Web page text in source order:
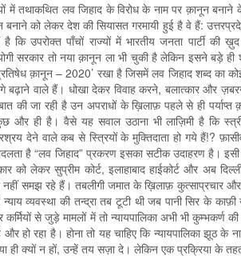
में तथाकथित लव जिहाद के विरोध के नाम पर क़ानून बनाने
बनाने को लेकर देश की सियासत गरमायी हुई है वे हैं:
कि उपरोक्त पाँचों राज्यों में भारतीय जनता पार्टी
सरकार तो नया क़ानून ला भी चुकी है लेकिन इसने बड़े ही
क़ानून – 2020’ रखा है जिसमें लव जिहाद शब्द का
वाले हैं। धोखा देकर विवाह करने, बलात्कार और
की जा रही है उन अपराधों के ख़िलाफ़ पहले से ही
और ही है। वैसे यह सवाल उठाना भी लाज़िमी है कि
देने वाले कब से स्त्रि‍यों के मुक्तिदाता हो गये हैं!?
है “लव जिहाद” प्रकरण इसका सटीक उदाहरण है।
को लेकर सुप्रीम कोर्ट, इलाहाबाद हाईकोर्ट और अब
नहीं समझ रहे हैं। तबलीगी जमात के ख़िलाफ़ कुत्साप्रचार
व्यवस्था की तन्द्रा तब टूटी थी जब पानी सिर के
कर्मियों से जुड़े मामलों में तो न्यायपालिका अभी भी कुम्भकर्ण
हो रहा है। होना तो यह चाहिए कि न्यायपालिका झूठ के
ही क्यों न हों, उन्हें तय सज़ा दे। लेकिन एक प्रक्रिया के